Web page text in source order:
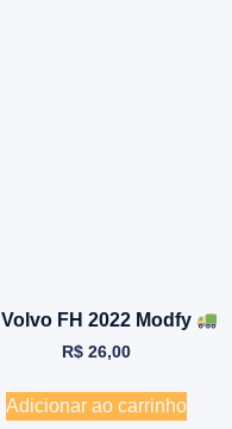
Volvo FH 2022 Modfy
R$ 26,00
Adicionar ao carrinho